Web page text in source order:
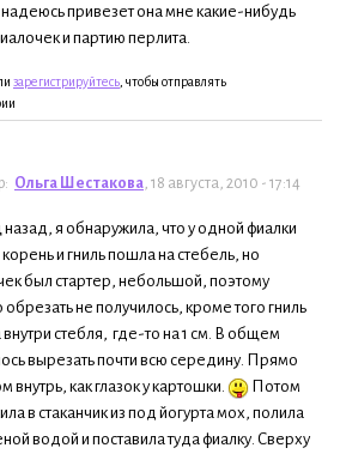
привезет она мне какие-нибудь
и партию перлита.
зарегистрируйтесь , чтобы отправлять
Ольга Шестакова, 18 августа, 2010 - 17:14
я обнаружила, что у одной фиалки
корень и гниль пошла на стебель, но
был стартер, небольшой, поэтому
обрезать не получилось, кроме того гниль
стебля, где-то на 1 см. В общем
вырезать почти всю середину. Прямо
внутрь, как глазок у картошки.
Потом
в стаканчик из под йогурта мох, полила
водой и поставила туда фиалку. Сверху